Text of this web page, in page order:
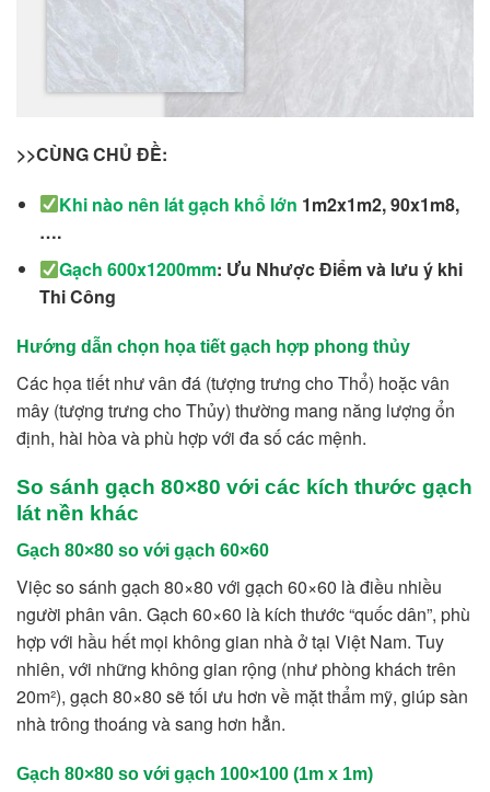
>>CÙNG CHỦ ĐỀ:
Khi nào nên lát gạch khổ lớn 1m2x1m2, 90x1m8,
….
Gạch 600x1200mm: Ưu Nhược Điểm và lưu ý khi
Thi Công
Hướng dẫn chọn họa tiết gạch hợp phong thủy
Các họa tiết như vân đá (tượng trưng cho Thổ) hoặc vân
mây (tượng trưng cho Thủy) thường mang năng lượng ổn
định, hài hòa và phù hợp với đa số các mệnh.
So sánh gạch 80×80 với các kích thước gạch
lát nền khác
Gạch 80×80 so với gạch 60×60
Việc so sánh gạch 80×80 với gạch 60×60 là điều nhiều
người phân vân. Gạch 60×60 là kích thước “quốc dân”, phù
hợp với hầu hết mọi không gian nhà ở tại Việt Nam. Tuy
nhiên, với những không gian rộng (như phòng khách trên
20m²), gạch 80×80 sẽ tối ưu hơn về mặt thẩm mỹ, giúp sàn
nhà trông thoáng và sang hơn hẳn.
Gạch 80×80 so với gạch 100×100 (1m x 1m)